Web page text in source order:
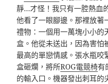
靜…才怪！我只有一腔熱血
他看了一眼腳邊。那裡放著
禮物：一個用一萬塊小小的
盒。他從未送出，因為害怕
最高的單戀情感。張水瓶咬
盒砸爛，將所ROG電競椅有
的輸入口。機器發出刺耳